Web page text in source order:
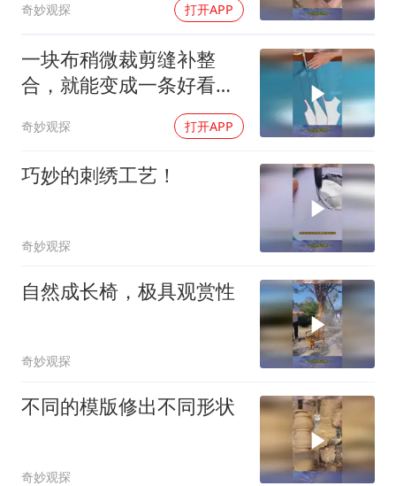
奇妙观探 打开APP
一块布稍微裁剪缝补整
合，就能变成一条好看的
晚礼服，网友：眼睛会了
但手不会！
奇妙观探 打开APP
巧妙的刺绣工艺！
奇妙观探
自然成长椅，极具观赏性
奇妙观探
不同的模版修出不同形状
奇妙观探